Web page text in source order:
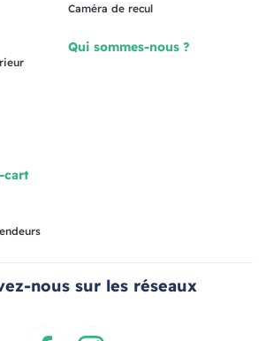
cart
Caméra de recul
Qui sommes-nous ?
nous sur les réseaux